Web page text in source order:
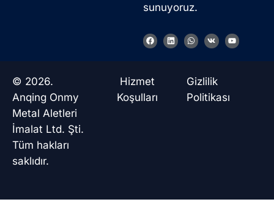
sunuyoruz.
F
a
o
o
L
i
W
h
a
p
p
V
k
Y
o
© 2026.
Anqing Onmy
Metal Aletleri
İmalat Ltd. Şti.
Tüm hakları
saklıdır.
Hizmet
Koşulları
Gizlilik
Politikası